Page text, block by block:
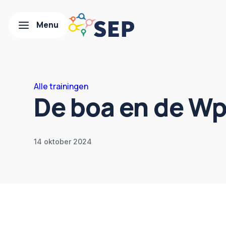
Alle trainingen
De boa en de
14 oktober 2024